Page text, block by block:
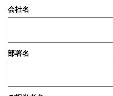
会社名
部署名